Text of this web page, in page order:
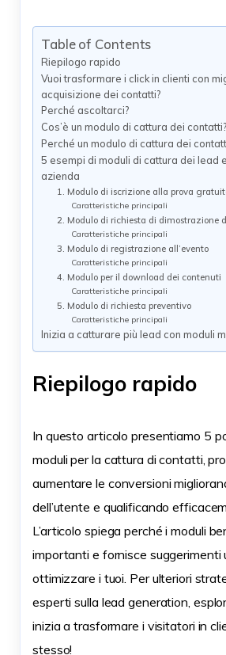
Table of Contents
Riepilogo rapido
Vuoi trasformare i click in clienti con
acquisizione dei contatti?
Perché ascoltarci?
Cos’è un modulo di cattura dei contatti?
Perché un modulo di cattura dei
5 esempi di moduli di cattura dei lead
azienda
1. Modulo di iscrizione alla prova
Caratteristiche principali
2. Modulo di richiesta di dimostrazione
Caratteristiche principali
3. Modulo di registrazione all’evento
Caratteristiche principali
4. Modulo per il download dei contenuti
Caratteristiche principali
5. Modulo di richiesta preventivo
Caratteristiche principali
Inizia a catturare più lead con moduli
Riepilogo rapido
In questo articolo presentiamo 5
moduli per la cattura di contatti,
aumentare le conversioni
dell’utente e qualificando
L’articolo spiega perché i moduli
importanti e fornisce suggerimenti
ottimizzare i tuoi. Per ulteriori
esperti sulla lead generation,
inizia a trasformare i visitatori in
stesso!